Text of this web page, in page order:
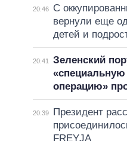
20:46
С
вернули еще
детей и
20:41
Зеленский
операцию»
20:39
Президент
FREYJA